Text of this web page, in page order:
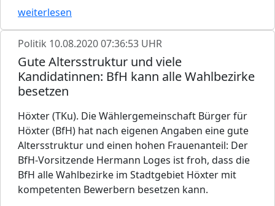
weiterlesen
Politik 10.08.2020 07:36:53 UHR
Gute Altersstruktur und viele
Kandidatinnen: BfH kann alle Wahlbezirke
besetzen
Höxter (TKu). Die Wählergemeinschaft Bürger für
Höxter (BfH) hat nach eigenen Angaben eine gute
Altersstruktur und einen hohen Frauenanteil: Der
BfH-Vorsitzende Hermann Loges ist froh, dass die
BfH alle Wahlbezirke im Stadtgebiet Höxter mit
kompetenten Bewerbern besetzen kann.